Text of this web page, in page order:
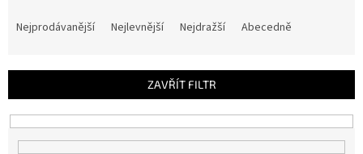
í
p
r
Nejprodávanější Nejlevnější Nejdražší Abecedně
ZAVŘÍT FILTR